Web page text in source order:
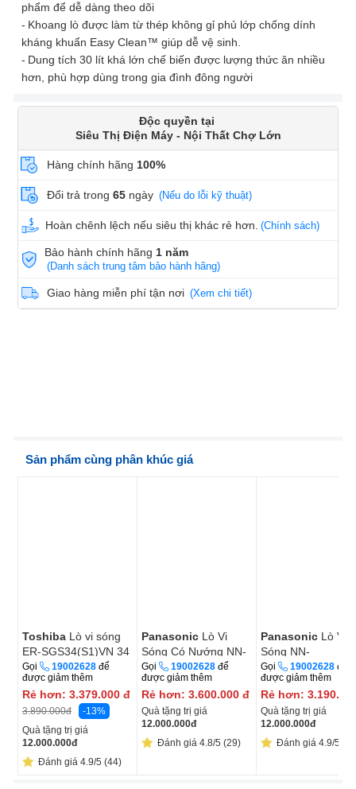
phẩm để dễ dàng theo dõi
Khoang lò được làm từ thép không gỉ phủ lớp chống dính
kháng khuẩn Easy Clean™ giúp dễ vệ sinh.
Dung tích 30 lít khá lớn chế biến được lượng thức ăn nhiều
hơn, phù hợp dùng trong gia đình đông người
Độc quyền tại
Siêu Thị Điện Máy - Nội Thất Chợ Lớn
Hàng chính hãng 100%
Đổi trả trong 65 ngày (Nếu do lỗi kỹ thuật)
Hoàn chênh lệch nếu siêu thị khác rẻ hơn. (Chính sách)
Bảo hành chính hãng 1 năm
(Danh sách trung tâm bảo hành hãng)
Giao hàng miễn phí tận nơi (Xem chi tiết)
Sản phẩm cùng phân khúc giá
Toshiba Lò vi sóng
ER-SGS34(S1)VN 34
lít
Gọi 19002628 để
được giảm thêm
Rẻ hơn: 3.379.000 đ
3.890.000đ
-13%
Quà tặng trị giá
12.000.000đ
Đánh giá 4.9/5 (44)
Panasonic Lò Vi
Sóng Có Nướng NN-
GT35NBYUE 24 Lít
Gọi 19002628 để
được giảm thêm
Rẻ hơn: 3.600.000 đ
Quà tặng trị giá
12.000.000đ
Đánh giá 4.8/5 (29)
Panasonic Lò Vi
Sóng NN-
SM33NBYUE
Gọi 19002628 để
được giảm thêm
Rẻ hơn:
Quà tặng trị giá
12.000.000đ
Đánh giá 4.9/5